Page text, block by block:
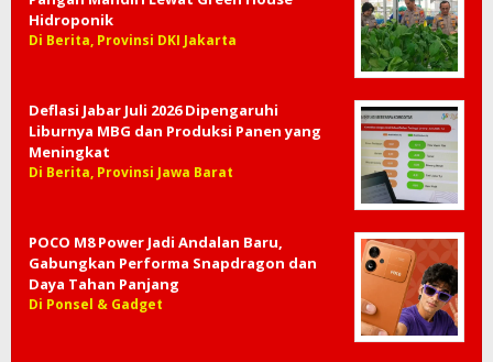
Hidroponik
Di Berita, Provinsi DKI Jakarta
Deflasi Jabar Juli 2026 Dipengaruhi
Liburnya MBG dan Produksi Panen yang
Meningkat
Di Berita, Provinsi Jawa Barat
POCO M8 Power Jadi Andalan Baru,
Gabungkan Performa Snapdragon dan
Daya Tahan Panjang
Di Ponsel & Gadget